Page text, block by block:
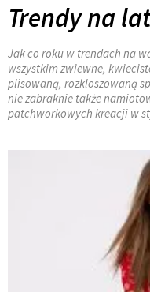
Trendy na
Jak co roku w trendach na
wszystkim zwiewne,
plisowaną, rozkloszowaną
nie zabraknie także
patchworkowych kreacji w